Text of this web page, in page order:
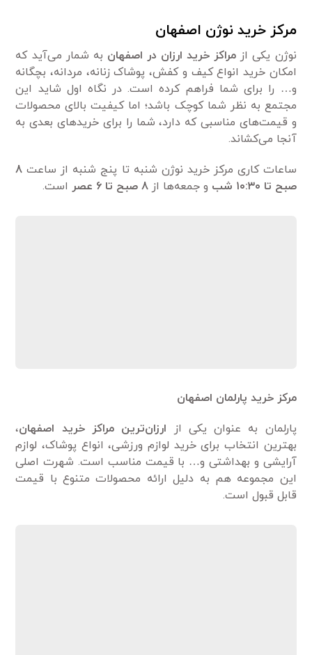
مرکز خرید نوژن اصفهان
نوژن یکی از مراکز خرید ارزان در اصفهان به شمار می‌آید که
امکان خرید انواع کیف و کفش، پوشاک زنانه، مردانه، بچگانه
و… را برای شما فراهم کرده است. در نگاه اول شاید این
مجتمع به نظر شما کوچک باشد؛ اما کیفیت بالای محصولات
و قیمت‌های مناسبی که دارد، شما را برای خریدهای بعدی به
آنجا می‌کشاند.
ساعات کاری مرکز خرید نوژن شنبه تا پنج شنبه از ساعت 8
صبح تا ۱۰:۳۰ شب
و جمعه‌ها از 8 صبح تا ۶ عصر است.
مرکز خرید پارلمان اصفهان
پارلمان به عنوان یکی از ارزان‌ترین مراکز خرید اصفهان،
بهترین انتخاب برای خرید لوازم ورزشی، انواع پوشاک، لوازم
آرایشی و بهداشتی و… با قیمت مناسب است. شهرت اصلی
این مجموعه هم به دلیل ارائه محصولات متنوع با قیمت
قابل قبول است.